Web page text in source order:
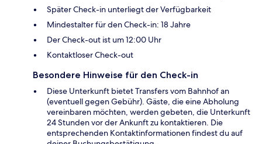
Später Check-in unterliegt der Verfügbarkeit
Mindestalter für den Check-in: 18 Jahre
Der Check-out ist um 12:00 Uhr
Kontaktloser Check-out
Besondere Hinweise für den Check-in
Diese Unterkunft bietet Transfers vom Bahnhof an
(eventuell gegen Gebühr). Gäste, die eine Abholung
vereinbaren möchten, werden gebeten, die Unterkunft
24 Stunden vor der Ankunft zu kontaktieren. Die
entsprechenden Kontaktinformationen findest du auf